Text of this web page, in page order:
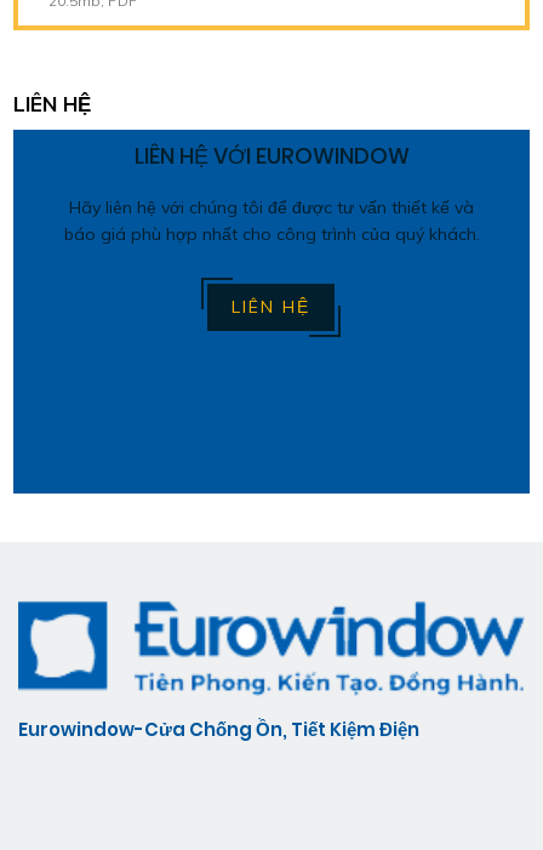
LIÊN HỆ
LIÊN HỆ VỚI EUROWINDOW
Hãy liên hệ với chúng tôi để được tư vấn thiết kế và
báo giá phù hợp nhất cho công trình của quý khách.
LIÊN HỆ
Eurowindow-Cửa Chống Ồn, Tiết Kiệm Điện